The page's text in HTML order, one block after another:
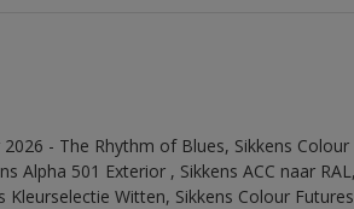
2026 - The Rhythm of Blues, Sikkens
Alpha 501 Exterior , Sikkens ACC naar
Kleurselectie Witten, Sikkens Colour